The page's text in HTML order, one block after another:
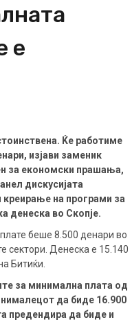
e
Ќе работиме
изјави заменик
за економски прашања,
дискусијата
креирање на програми за
денеска во Скопје.
беше 8.500 денари во
сектори. Денеска е 15.140
Битиќи.
за минимална плата од
да биде 16.900
предендира да биде и